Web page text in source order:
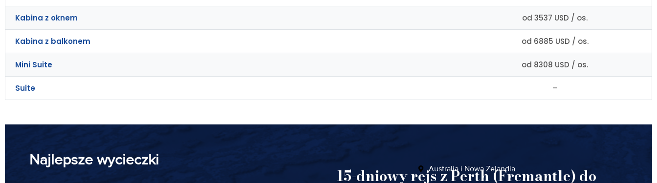
Kabina z oknem od 3537 USD / os.
Kabina z balkonem od 6885 USD / os.
Mini Suite od 8308 USD / os.
Suite –
Najlepsze wycieczki Australia i Nowa Zelandia
15-dniowy rejs z Perth (Fremantle) do